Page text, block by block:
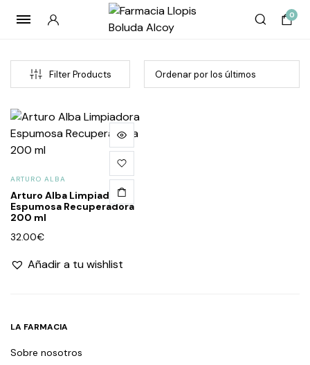
0
Filter Products
ARTURO ALBA
Arturo Alba Limpiadora
Espumosa Recuperadora
200 ml
32.00€
Añadir a tu wishlist
LA FARMACIA
Sobre nosotros